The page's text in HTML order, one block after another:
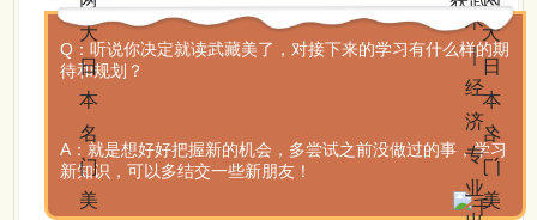
Q：听说你决定就读武藏美了，对接下来的学习有什么样的期
待和规划？
A：就是想好好把握新的机会，多尝试之前没做过的事，学习
新知识，可以多结交一些新朋友！